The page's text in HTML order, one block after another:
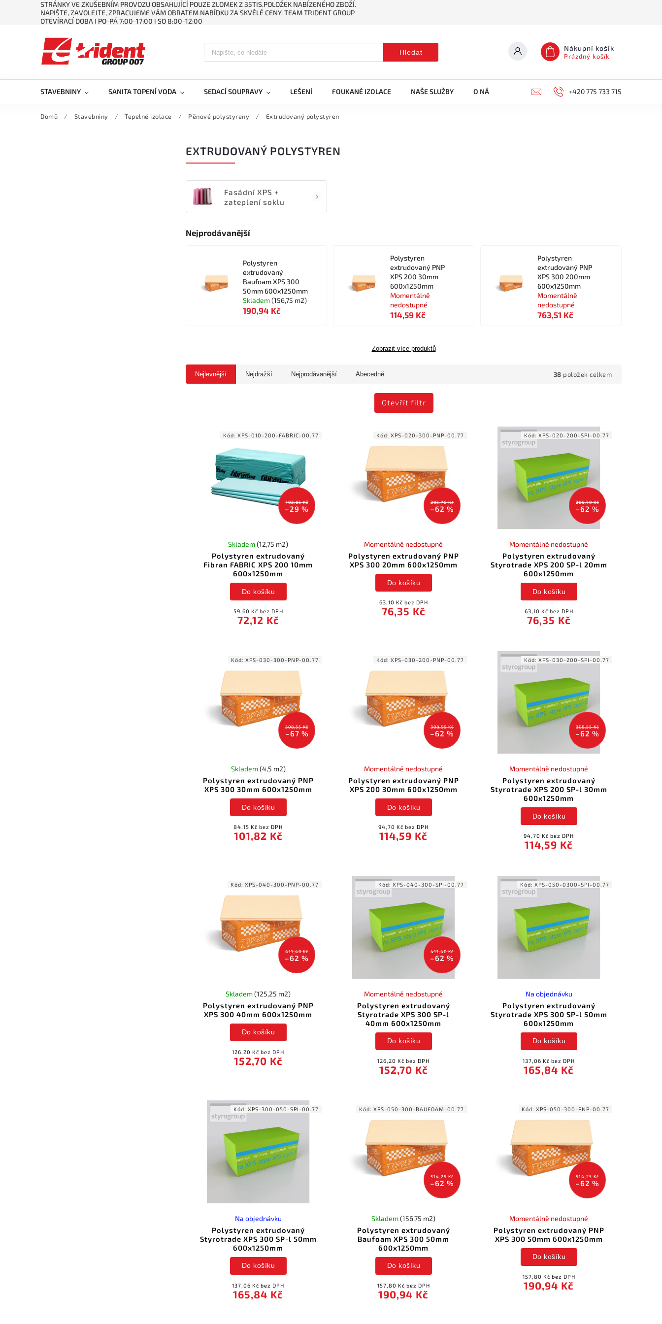
STRÁNKY VE ZKUŠEBNÍM PROVOZU OBSAHUJÍCÍ POUZE ZLOMEK Z 35TIS.POLOŽEK NABÍZENÉHO ZBOŽÍ.
NAPIŠTE, ZAVOLEJTE, ZPRACUJEME VÁM OBRATEM NABÍDKU ZA SKVĚLÉ CENY. TEAM TRIDENT GROUP
OTEVÍRACÍ DOBA ǀ PO-PÁ 7:00-17:00 ǀ SO 8:00-12:00
Hledat Nákupní košík
Prázdný košík
STAVEBNINY SANITA TOPENÍ VODA SEDACÍ SOUPRAVY LEŠENÍ FOUKANÉ IZOLACE NAŠE SLUŽBY O NÁS KONTAKTY +420 775 733 715
Domů / Stavebniny / Tepelné izolace / Pěnové polystyreny / Extrudovaný polystyren
EXTRUDOVANÝ POLYSTYREN
Fasádní XPS +
zateplení soklu
Nejprodávanější
Polystyren
extrudovaný
Baufoam XPS 300
50mm 600x1250mm
Skladem(156,75 m2)
190,94 Kč
Polystyren
extrudovaný PNP
XPS 200 30mm
600x1250mm
Momentálně
nedostupné
114,59 Kč
Polystyren
extrudovaný PNP
XPS 300 200mm
600x1250mm
Momentálně
nedostupné
763,51 Kč
Zobrazit více produktů
Nejlevnější Nejdražší Nejprodávanější Abecedně 38 položek celkem
Otevřít filtr
102,85 Kč
–29 %
Polystyren extrudovaný
Fibran FABRIC XPS 200 10mm
600x1250mm
Skladem(12,75 m2)
59,60 Kč bez DPH
72,12 Kč
Do košíku
Kód:XPS-010-200-FABRIC-00.77
205,70 Kč
–62 %
Polystyren extrudovaný PNP
XPS 300 20mm 600x1250mm
Momentálně nedostupné
63,10 Kč bez DPH
76,35 Kč
Do košíku
Kód:XPS-020-300-PNP-00.77
205,70 Kč
–62 %
Polystyren extrudovaný
Styrotrade XPS 200 SP-l 20mm
600x1250mm
Momentálně nedostupné
63,10 Kč bez DPH
76,35 Kč
Do košíku
Kód:XPS-020-200-SPI-00.77
308,55 Kč
–67 %
Polystyren extrudovaný PNP
XPS 300 30mm 600x1250mm
Skladem(4,5 m2)
84,15 Kč bez DPH
101,82 Kč
Do košíku
Kód:XPS-030-300-PNP-00.77
308,55 Kč
–62 %
Polystyren extrudovaný PNP
XPS 200 30mm 600x1250mm
Momentálně nedostupné
94,70 Kč bez DPH
114,59 Kč
Do košíku
Kód:XPS-030-200-PNP-00.77
308,55 Kč
–62 %
Polystyren extrudovaný
Styrotrade XPS 200 SP-l 30mm
600x1250mm
Momentálně nedostupné
94,70 Kč bez DPH
114,59 Kč
Do košíku
Kód:XPS-030-200-SPI-00.77
411,40 Kč
–62 %
Polystyren extrudovaný PNP
XPS 300 40mm 600x1250mm
Skladem(125,25 m2)
126,20 Kč bez DPH
152,70 Kč
Do košíku
Kód:XPS-040-300-PNP-00.77
411,40 Kč
–62 %
Polystyren extrudovaný
Styrotrade XPS 300 SP-l
40mm 600x1250mm
Momentálně nedostupné
126,20 Kč bez DPH
152,70 Kč
Do košíku
Kód:XPS-040-300-SPI-00.77
Polystyren extrudovaný
Styrotrade XPS 300 SP-l 50mm
600x1250mm
Na objednávku
137,06 Kč bez DPH
165,84 Kč
Do košíku
Kód:XPS-050-0300-SPI-00.77
Polystyren extrudovaný
Styrotrade XPS 300 SP-l 50mm
600x1250mm
Na objednávku
137,06 Kč bez DPH
165,84 Kč
Do košíku
Kód:XPS-300-050-SPI-00.77
514,25 Kč
–62 %
Polystyren extrudovaný
Baufoam XPS 300 50mm
600x1250mm
Skladem(156,75 m2)
157,80 Kč bez DPH
190,94 Kč
Do košíku
Kód:XPS-050-300-BAUFOAM-00.77
514,25 Kč
–62 %
Polystyren extrudovaný PNP
XPS 300 50mm 600x1250mm
Momentálně nedostupné
157,80 Kč bez DPH
190,94 Kč
Do košíku
Kód:XPS-050-300-PNP-00.77